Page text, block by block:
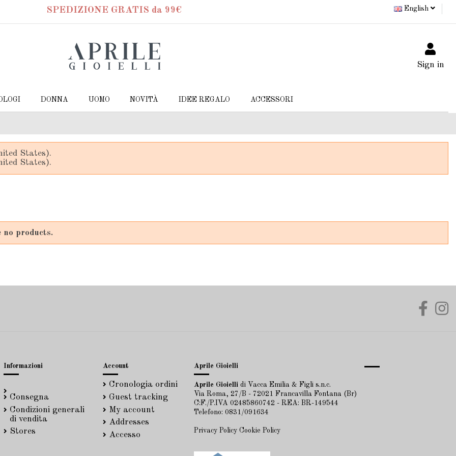
SPEDIZIONE GRATIS da 99€ English
Sign in
DONNA UOMO NOVITÀ IDEE REGALO ACCESSORI
States).
States).
no products.
Informazioni
Consegna
Condizioni generali
di vendita
Stores
Account
Cronologia ordini
Guest tracking
My account
Addresses
Accesso
Aprile Gioielli
Aprile Gioielli di Vacca Emilia & Figli s.n.c.
Via Roma, 27/B - 72021 Francavilla Fontana (Br)
C:F./P.IVA 02485860742 - REA: BR-149544
Telefono: 0831/091634
Privacy Policy Cookie Policy